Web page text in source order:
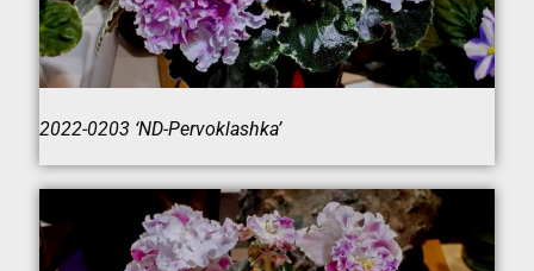
2022-0203 ‘ND-Pervoklashka’